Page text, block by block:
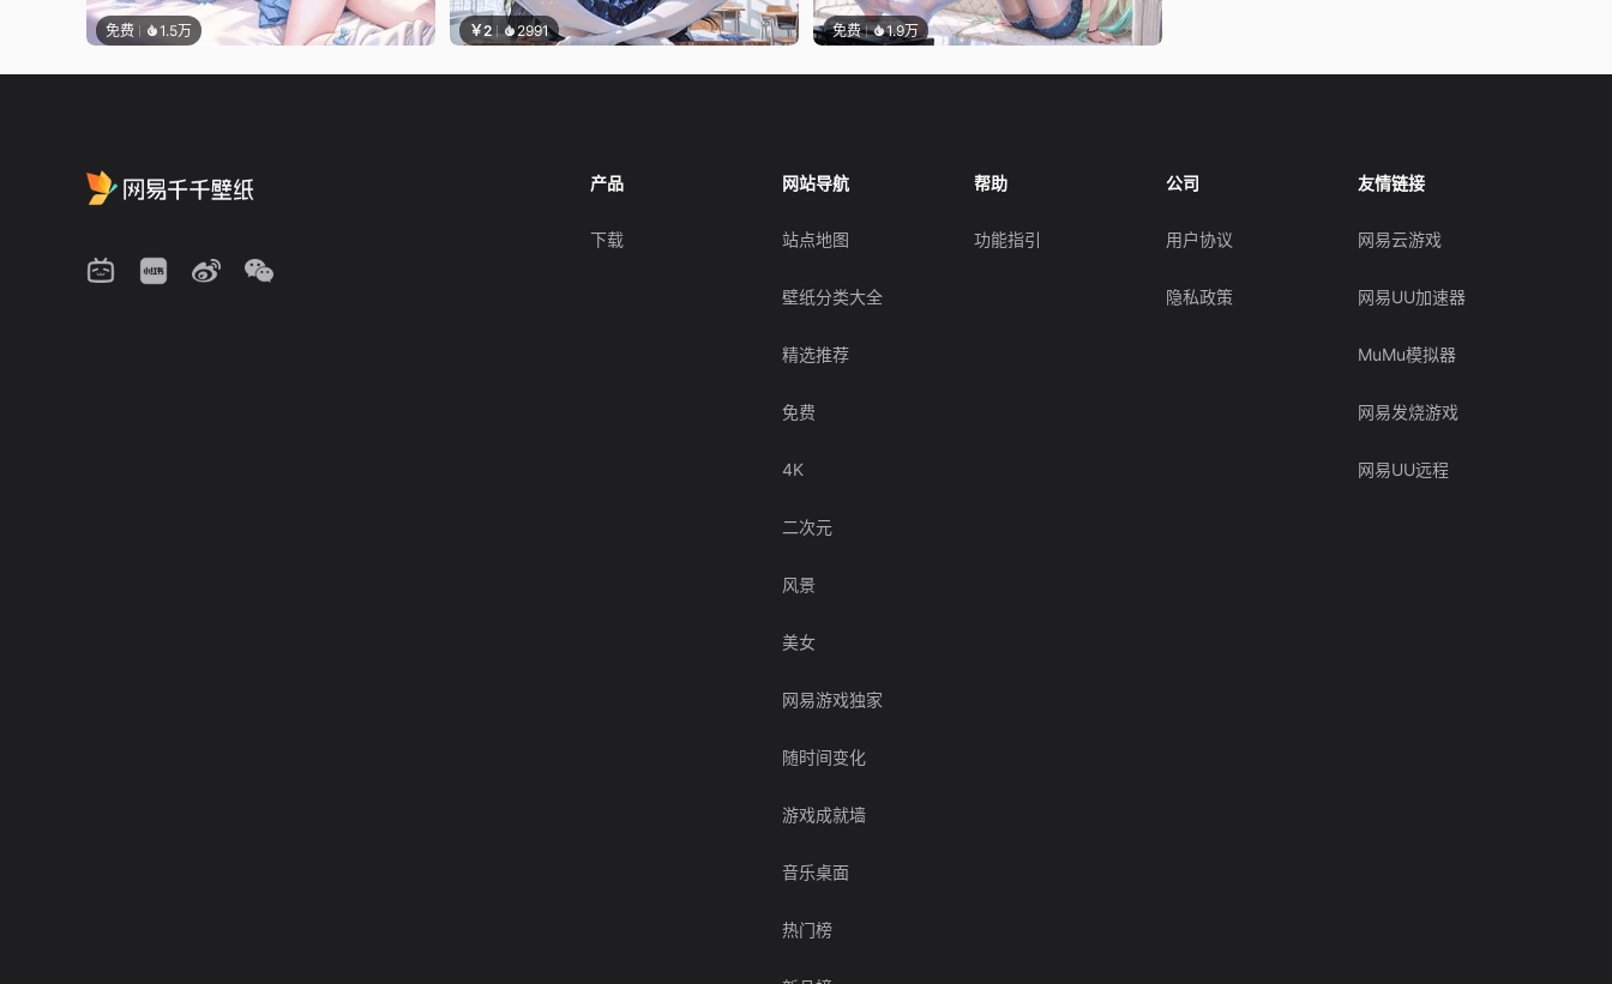
免费 1.5万 ￥2 2991 免费 1.9万
产品
下载
网站导航
站点地图
壁纸分类大全
精选推荐
免费
4K
二次元
风景
美女
网易游戏独家
随时间变化
游戏成就墙
音乐桌面
热门榜
帮助
功能指引
公司
用户协议
隐私政策
友情链接
网易云游戏
网易UU加速器
MuMu模拟器
网易发烧游戏
网易UU远程